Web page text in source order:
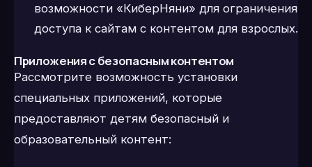
возможности «КиберНяни» для ограничения
доступа к сайтам с контентом для взрослых.
Приложения с безопасным контентом
Рассмотрите возможность установки
специальных приложений, которые
предоставляют детям безопасный и
образовательный контент: